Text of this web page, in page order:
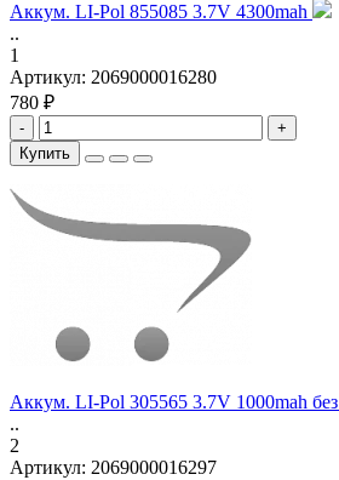
Аккум. LI-Pol 855085 3.7V 4300mah
..
1
Артикул: 2069000016280
780 ₽
-
+
Купить
Аккум. LI-Pol 305565 3.7V 1000mah без
..
2
Артикул: 2069000016297